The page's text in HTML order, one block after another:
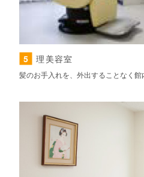
5 理美容室
髪のお手入れを、外出することなく館